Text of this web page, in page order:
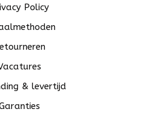
Policy
& levertijd